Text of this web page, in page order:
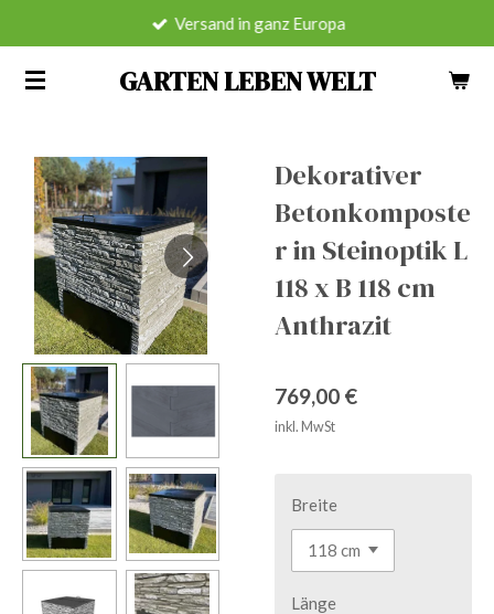
springen
GARTEN LEBEN WELT
Versand in ganz Europa
Dekorativer
Betonkomposte
r in Steinoptik L
118 x B 118 cm
Anthrazit
769,00 €
inkl. MwSt
Breite
Länge